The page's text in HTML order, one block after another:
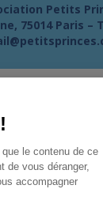
le contenu de ce
de vous déranger,
accompagner
Petits
75014 Paris –